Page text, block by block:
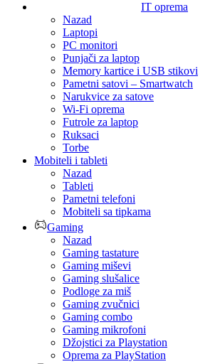
IT oprema
Nazad
Laptopi
PC monitori
Punjači za laptop
Memory kartice i USB stikovi
Pametni satovi – Smartwatch
Narukvice za satove
Wi-Fi oprema
Futrole za laptop
Ruksaci
Torbe
Mobiteli i tableti
Nazad
Tableti
Pametni telefoni
Mobiteli sa tipkama
Gaming
Nazad
Gaming tastature
Gaming miševi
Gaming slušalice
Podloge za miš
Gaming zvučnici
Gaming combo
Gaming mikrofoni
Džojstici za Playstation
Oprema za PlayStation